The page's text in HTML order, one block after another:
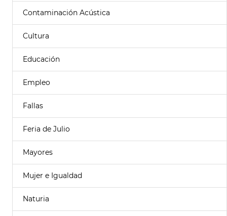
Contaminación Acústica
Cultura
Educación
Empleo
Fallas
Feria de Julio
Mayores
Mujer e Igualdad
Naturia